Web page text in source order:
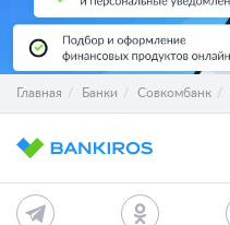
Главная Банки Совкомбанк